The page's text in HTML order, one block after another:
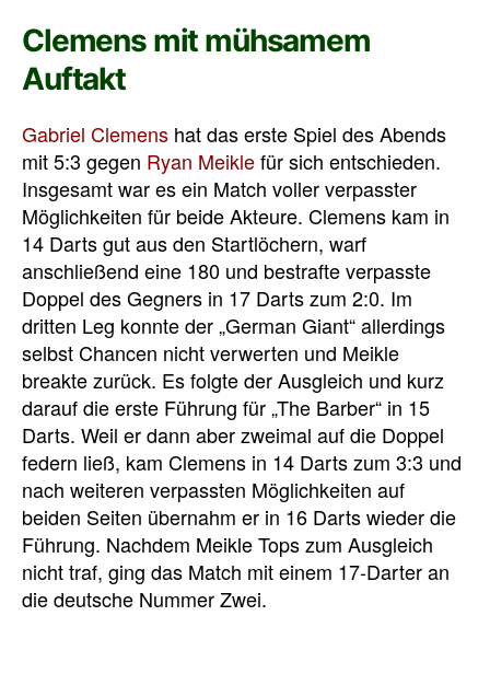
Clemens mit mühsamem
Auftakt
Gabriel Clemens hat das erste Spiel des Abends
mit 5:3 gegen Ryan Meiklefür sich entschieden.
Insgesamt war es ein Match voller verpasster
Möglichkeiten für beide Akteure. Clemens kam in
14 Darts gut aus den Startlöchern, warf
anschließend eine 180 und bestrafte verpasste
Doppel des Gegners in 17 Darts zum 2:0. Im
dritten Leg konnte der „German Giant“ allerdings
selbst Chancen nicht verwerten und Meikle
breakte zurück. Es folgte der Ausgleich und kurz
darauf die erste Führung für „The Barber“ in 15
Darts. Weil er dann aber zweimal auf die Doppel
federn ließ, kam Clemens in 14 Darts zum 3:3 und
nach weiteren verpassten Möglichkeiten auf
beiden Seiten übernahm er in 16 Darts wieder die
Führung. Nachdem Meikle Tops zum Ausgleich
nicht traf, ging das Match mit einem 17-Darter an
die deutsche Nummer Zwei.